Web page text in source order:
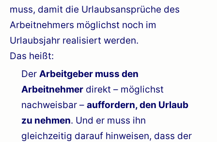
muss, damit die Urlaubsansprüche des
Arbeitnehmers möglichst noch im
Urlaubsjahr realisiert werden.
Das heißt:
Der Arbeitgeber muss den
Arbeitnehmer direkt – möglichst
nachweisbar – auffordern, den Urlaub
zu nehmen. Und er muss ihn
gleichzeitig darauf hinweisen, dass der